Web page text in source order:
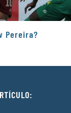
Pereira?